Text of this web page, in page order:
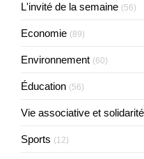
L'invité de la semaine (56)
Economie (89)
Environnement (60)
Éducation (56)
Vie associative et solidarité
Sports (12)